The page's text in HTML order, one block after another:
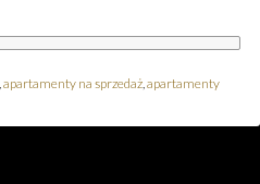
apartamenty na sprzedaż, apartamenty